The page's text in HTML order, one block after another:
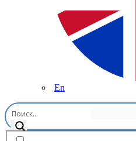
En
Главная